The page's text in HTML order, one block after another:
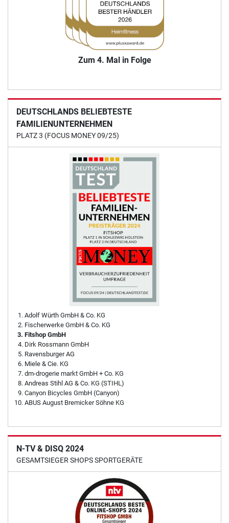
Zum 4. Mal in Folge
DEUTSCHLANDS BELIEBTESTE
FAMILIENUNTERNEHMEN
PLATZ 3 (FOCUS MONEY 09/25)
Adolf Würth GmbH & Co. KG
Fischerwerke GmbH & Co. KG
Fitshop GmbH
Dirk Rossmann GmbH
Ravensburger AG
Miele & Cie. KG
dm-drogerie markt GmbH + Co. KG
Andreas Stihl AG & Co. KG (STIHL)
Canyon Bicycles GmbH (Canyon)
ABUS August Bremicker Söhne KG
N-TV & DISQ 2024
GESAMTSIEGER SHOPS SPORTGERÄTE